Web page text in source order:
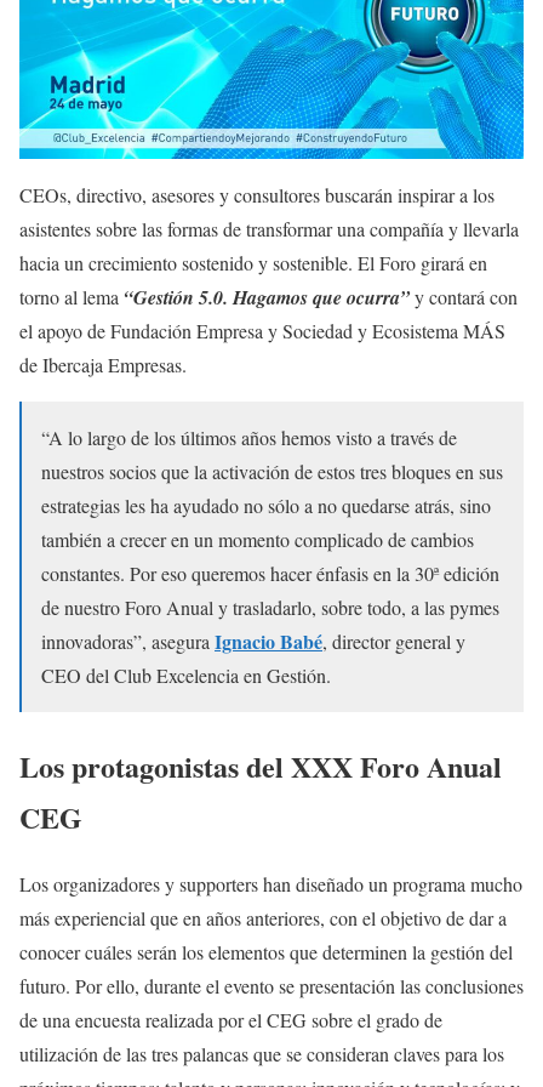
CEOs, directivo, asesores y consultores buscarán inspirar a los
asistentes sobre las formas de transformar una compañía y llevarla
hacia un crecimiento sostenido y sostenible. El Foro girará en
torno al lema “Gestión 5.0. Hagamos que ocurra”y contará con
el apoyo de Fundación Empresa y Sociedad y Ecosistema MÁS
de Ibercaja Empresas.
“A lo largo de los últimos años hemos visto a través de
nuestros socios que la activación de estos tres bloques en sus
estrategias les ha ayudado no sólo a no quedarse atrás, sino
también a crecer en un momento complicado de cambios
constantes. Por eso queremos hacer énfasis en la 30ª edición
de nuestro Foro Anual y trasladarlo, sobre todo, a las pymes
innovadoras”, aseguraIgnacio Babé, director general y
CEO del Club Excelencia en Gestión.
Los protagonistas del XXX Foro Anual
CEG
Los organizadores y supporters han diseñado un programa mucho
más experiencial que en años anteriores, con el objetivo de dar a
conocer cuáles serán los elementos que determinen la gestión del
futuro. Por ello, durante el evento se presentación las conclusiones
de una encuesta realizada por el CEG sobre el grado de
utilización de las tres palancas que se consideran claves para los